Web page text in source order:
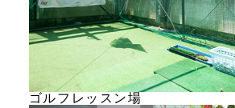
ゴルフレッスン場